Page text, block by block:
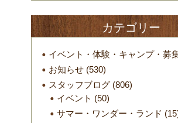
カテゴリー
イベント・体験・キャンプ・募
お知らせ(530)
スタッフブログ(806)
イベント (50)
サマー・ワンダー・ランド